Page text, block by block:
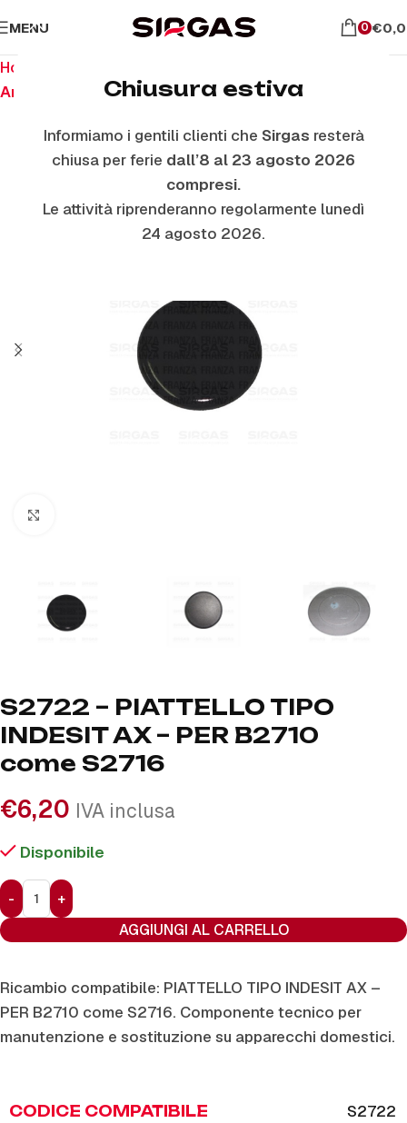
Chiusura estiva
Informiamo i gentili clienti che Sirgas resterà
chiusa per ferie dall’8 al 23 agosto 2026
compresi.
Le attività riprenderanno regolarmente lunedì
24 agosto 2026.
MENU 0 €
Home
Anelli E Piattelli Smaltati
S2722 – PIATTELLO TIPO
INDESIT AX – PER B2710
come S2716
€6,20 IVA inclusa
Disponibile
AGGIUNGI AL CARRELLO
Ricambio compatibile: PIATTELLO TIPO INDESIT AX –
PER B2710 come S2716. Componente tecnico per
manutenzione e sostituzione su apparecchi domestici.
CODICE COMPATIBILE S2722